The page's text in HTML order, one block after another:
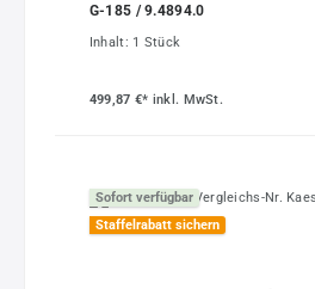
G-185 / 9.4894.0
Inhalt: 1 Stück
499,87 €* inkl. MwSt.
Sofort verfügbar
Staffelrabatt sichern